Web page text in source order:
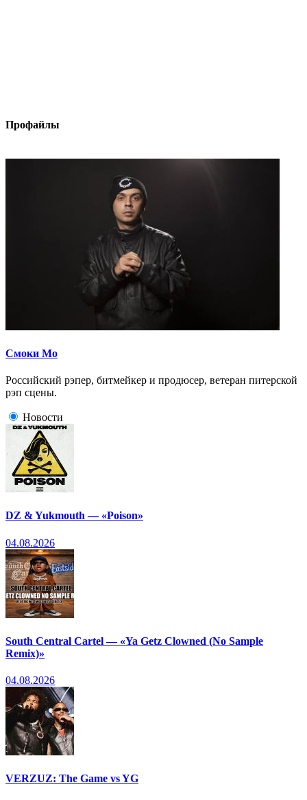
Профайлы
Смоки Мо
Российский рэпер, битмейкер и продюсер, ветеран питерской
рэп сцены.
Новости
DZ & Yukmouth — «Poison»
04.08.2026
South Central Cartel — «Ya Getz Clowned (No Sample
Remix)»
04.08.2026
VERZUZ: The Game vs YG